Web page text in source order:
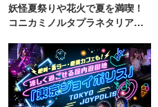
妖怪夏祭りや花火で夏を満喫！
コニカミノルタプラネタリア